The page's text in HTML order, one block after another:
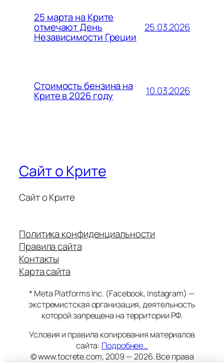
25 марта на Крите
отмечают День
Независимости Греции
25.03.2026
Стоимость бензина на
Крите в 2026 году 10.03.2026
Сайт о Крите
Сайт о Крите
Политика конфиденциальности
Правила сайта
Контакты
Карта сайта
* Meta Platforms Inc. (Facebook, Instagram) —
экстремистская организация, деятельность
которой запрещена на территории РФ.
Условия и правила копирования материалов
сайта: Подробнее…
© www.tocrete.com, 2009 — 2026. Все права